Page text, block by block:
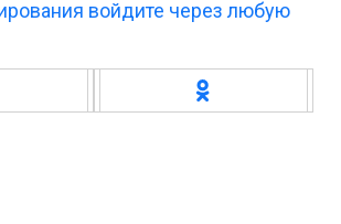
войдите через любую